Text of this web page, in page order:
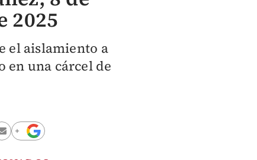
2025
el aislamiento a
en una cárcel de